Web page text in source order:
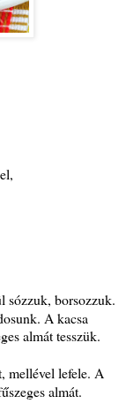
sózzuk, borsozzuk.
A kacsa
almát tesszük.
mellével lefele. A
almát.